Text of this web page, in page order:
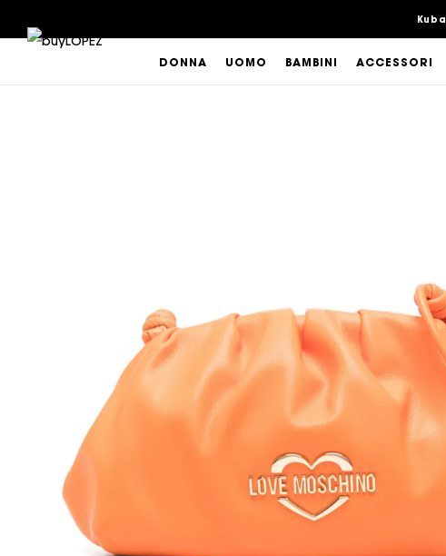
Kuba
DONNA UOMO BAMBINI ACCESSORI